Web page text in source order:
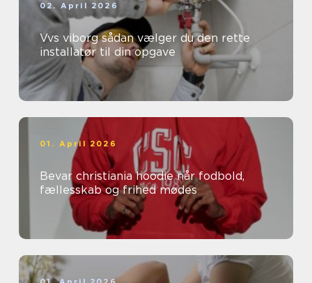
02. April 2026
Vvs viborg sådan vælger du den rette
installatør til din opgave
01. April 2026
Bevar christiania hoodie når fodbold,
fællesskab og frihed mødes